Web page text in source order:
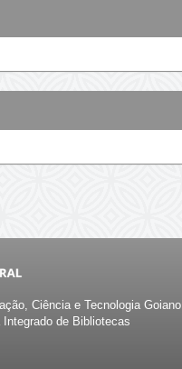
Ciência e Tecnologia Goiano
de Bibliotecas